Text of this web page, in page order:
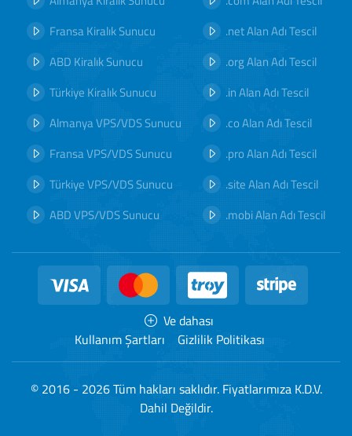
Fransa Kiralık Sunucu
ABD Kiralık Sunucu
Türkiye Kiralık Sunucu
Almanya VPS/VDS Sunucu
Fransa VPS/VDS Sunucu
Türkiye VPS/VDS Sunucu
ABD VPS/VDS Sunucu
.net Alan Adı Tescil
.org Alan Adı Tescil
.in Alan Adı Tescil
.co Alan Adı Tescil
.pro Alan Adı Tescil
.site Alan Adı Tescil
.mobi Alan Adı Tescil
Ve dahası
Kullanım Şartları
Gizlilik Politikası
© 2016 - 2026 Tüm hakları saklıdır. Fiyatlarımıza K.D.V.
Dahil Değildir.